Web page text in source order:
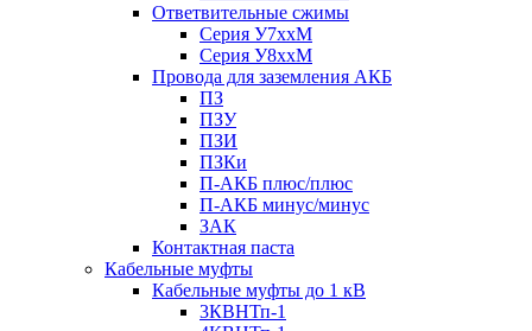
Ответвительные сжимы
Серия У7ххМ
Серия У8ххМ
Провода для заземления АКБ
ПЗ
ПЗУ
ПЗИ
ПЗКи
П-АКБ плюс/плюс
П-АКБ минус/минус
ЗАК
Контактная паста
Кабельные муфты
Кабельные муфты до 1 кВ
3КВНТп-1